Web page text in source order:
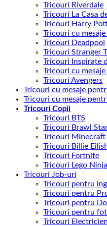
Tricouri Riverdale
Tricouri La Casa
Tricouri Harry
Tricouri cu
Tricouri Deadpool
Tricouri Stranger
Tricouri Inspirate
Tricouri cu
Tricouri Avengers
Tricouri cu mesaje
Tricouri cu mesaje
Tricouri Copii
Tricouri BTS
Tricouri Brawl
Tricouri Minecraft
Tricouri Billie
Tricouri Fortnite
Tricouri Lego
Tricouri Job-uri
Tricouri pentru
Tricouri pentru
Tricouri pentru
Tricouri pentru
Tricouri